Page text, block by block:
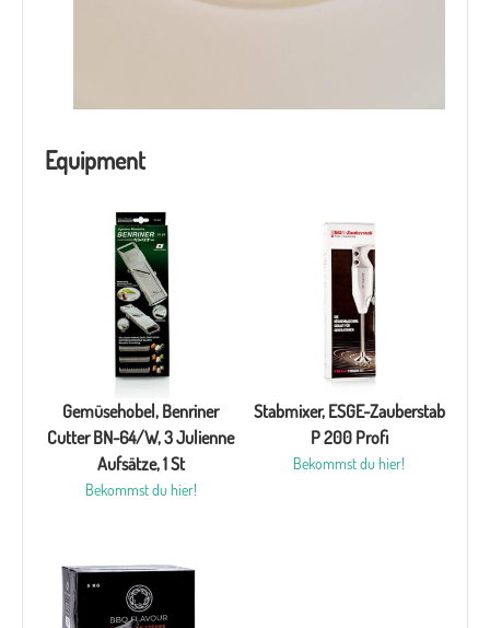
Equipment
Gemüsehobel, Benriner
Cutter BN-64/W, 3 Julienne
Aufsätze, 1 St
Bekommst du hier!
Stabmixer, ESGE-Zauberstab
P 200 Profi
Bekommst du hier!